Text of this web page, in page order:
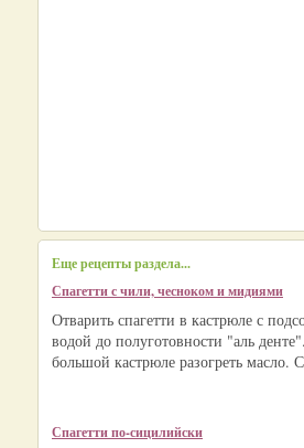
Еще рецепты раздела...
Спагетти с чили, чесноком и мидиями
Отварить спагетти в кастрюле с
водой до полуготовности "аль
большой кастрюле разогреть масло.
Спагетти по-сицилийски